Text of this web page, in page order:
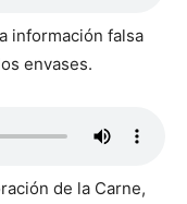
información falsa
envases.
de la Carne,